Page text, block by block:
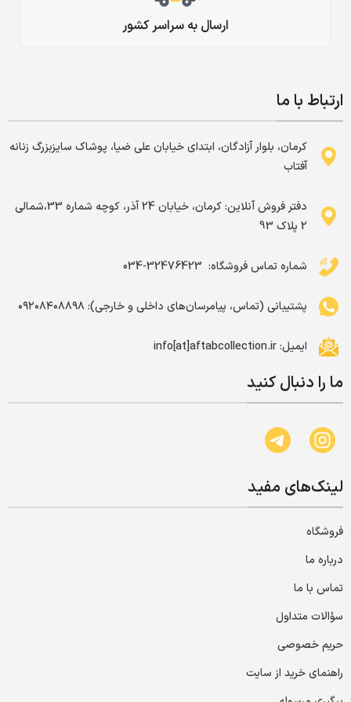
ارسال به سراسر کشور
ارتباط با ما
کرمان، بلوار آزادگان، ابتدای خیابان علی ضیا، پوشاک سایزبزرگ زنانه
آفتاب
دفتر فروش آنلاین: کرمان، خیابان 24 آذر، کوچه شماره 33،شمالی
2 پلاک 93
شماره تماس فروشگاه: ‌ 32476423-034
پشتیبانی (تماس، پیامرسان‌های داخلی و خارجی): ۰۹۲۰۸۴۰۸۸۹۸
ایمیل: info[at]aftabcollection.ir
ما را دنبال کنید
لینک‌های مفید
فروشگاه
درباره ما
تماس با ما
سؤالات متداول
حریم خصوصی
راهنمای خرید از سایت